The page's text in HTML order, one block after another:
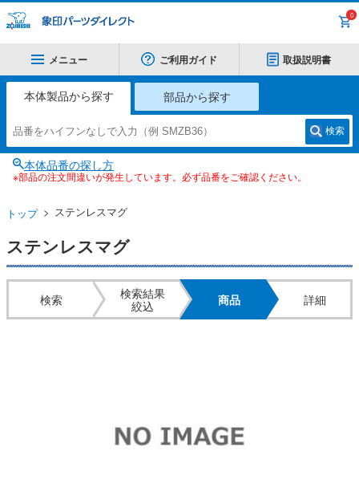
0
メニュー ご利用ガイド 取扱説明書
本体製品から探す 部品から探す
検索
本体品番の探し方
※部品の注文間違いが発生しています。必ず品番をご確認ください。
トップ ステンレスマグ
ステンレスマグ
検索
検索結果
絞込
商品 詳細